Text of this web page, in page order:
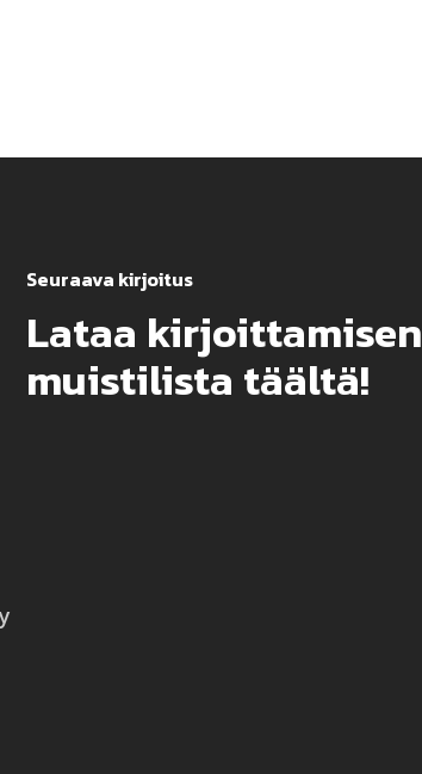
Seuraava kirjoitus
Lataa kirjoittamisen
muistilista täältä!